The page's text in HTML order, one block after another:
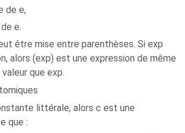
de e,
e.
être mise entre parenthèses. Si exp
alors (exp) est une expression de même
que exp.
littérale, alors c est une
que :